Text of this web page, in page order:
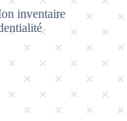
inventaire